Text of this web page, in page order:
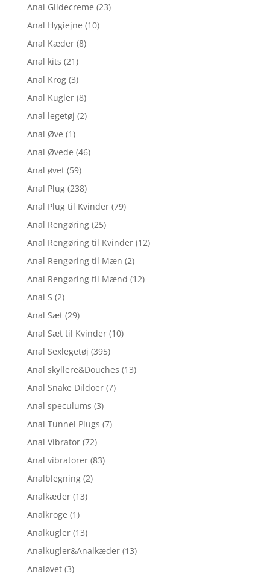
Anal Glidecreme (23)
Anal Hygiejne (10)
Anal Kæder (8)
Anal kits (21)
Anal Krog (3)
Anal Kugler (8)
Anal legetøj (2)
Anal Øve (1)
Anal Øvede (46)
Anal øvet (59)
Anal Plug (238)
Anal Plug til Kvinder (79)
Anal Rengøring (25)
Anal Rengøring til Kvinder (12)
Anal Rengøring til Mæn (2)
Anal Rengøring til Mænd (12)
Anal S (2)
Anal Sæt (29)
Anal Sæt til Kvinder (10)
Anal Sexlegetøj (395)
Anal skyllere&Douches (13)
Anal Snake Dildoer (7)
Anal speculums (3)
Anal Tunnel Plugs (7)
Anal Vibrator (72)
Anal vibratorer (83)
Analblegning (2)
Analkæder (13)
Analkroge (1)
Analkugler (13)
Analkugler&Analkæder (13)
Analøvet (3)